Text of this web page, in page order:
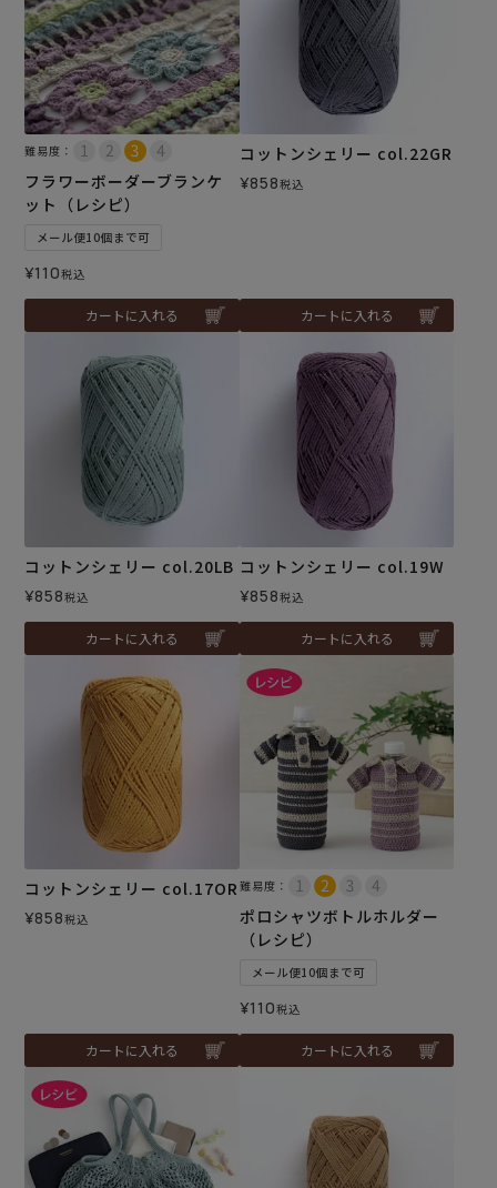
難易度：
フラワーボーダーブランケ
ット（レシピ）
メール便10個まで可
¥110税込
カートに入れる
コットンシェリー col.22GR
¥858税込
カートに入れる
コットンシェリー col.20LB
¥858税込
カートに入れる
コットンシェリー col.19W
¥858税込
カートに入れる
コットンシェリー col.17OR
¥858税込
カートに入れる
難易度：
ポロシャツボトルホルダー
（レシピ）
メール便10個まで可
¥110税込
カートに入れる